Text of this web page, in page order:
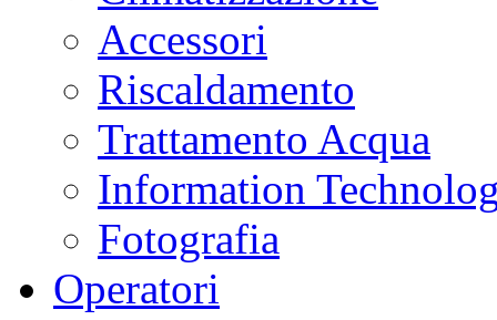
Accessori
Riscaldamento
Trattamento Acqua
Information
Fotografia
Operatori